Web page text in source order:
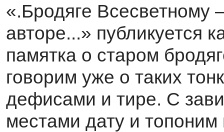
«.Бродяге Всесветному
авторе...» публикуется
памятка о ста­ром
говорим уже о таких
дефисами и тире. С
местами дату и топоним